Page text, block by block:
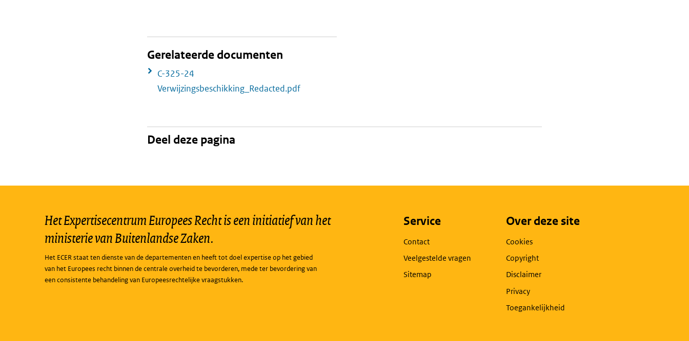
Gerelateerde documenten
C-325-24
Verwijzingsbeschikking_Redacted.pdf
Deel deze pagina
Het Expertisecentrum Europees Recht is een initiatief van het
ministerie van Buitenlandse Zaken.
Het ECER staat ten dienste van de departementen en heeft tot doel expertise op het gebied
van het Europees recht binnen de centrale overheid te bevorderen, mede ter bevordering van
een consistente behandeling van Europeesrechtelijke vraagstukken.
Service
Contact
Veelgestelde vragen
Sitemap
Over deze site
Cookies
Copyright
Disclaimer
Privacy
Toegankelijkheid